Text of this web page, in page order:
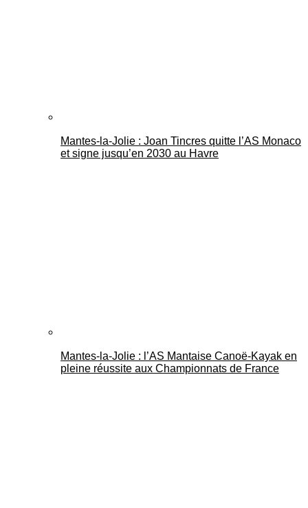
Mantes-la-Jolie : Joan Tincres quitte l’AS Monaco
et signe jusqu’en 2030 au Havre
Mantes-la-Jolie : l’AS Mantaise Canoë‑Kayak en
pleine réussite aux Championnats de France